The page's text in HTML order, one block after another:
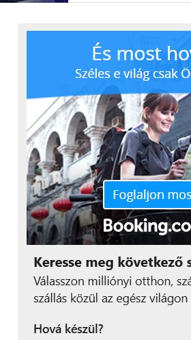
Fuse X1 3D nyomtató 330 × 330
munkatérrel rendelkezik, amely
hétszerese az eddigi Fuse 1+
több mint 30%-os munkatér
lehetőségének (packing density),
térfogatnak és a fejlett
köszönhetően a Fuse X1 akár
termelékenységet képes
versenytársaihoz képest.
nyomtatót alkottak. A cél az volt,